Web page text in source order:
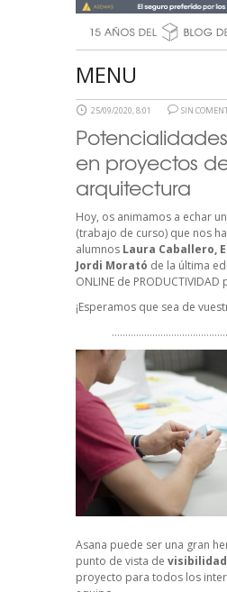
MENU
25/09/2020, 8:01 SIN
en proyectos
arquitectura
Hoy, os animamos a echar
(trabajo de curso) que nos
alumnos Laura Caballero,
Jordi Morató de la última
ONLINE de
¡Esperamos que sea de
Asana puede ser una gran
punto de vista de visibilidad
proyecto para todos los